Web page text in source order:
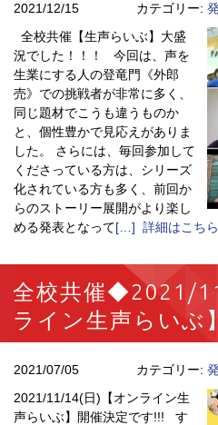
2021/12/15 カテゴリー:
全校共催【生声らいぶ】大盛
況でした！！！ 今回は、声を
生業にする人の登竜門《外郎
売》での挑戦者が非常に多く、
同じ題材でこうも違うものか
と、個性豊かで見応えがありま
した。 さらには、毎回参加して
くださっている方は、シリーズ
化されている方も多く、前回か
らのストーリー展開がより楽し
める発表となって[…] 詳細はこちら
全校共催◆2021/
ライン生声らいぶ
2021/07/05 カテゴリー:
2021/11/14(日)【オンライン生
声らいぶ】開催決定です!!! す